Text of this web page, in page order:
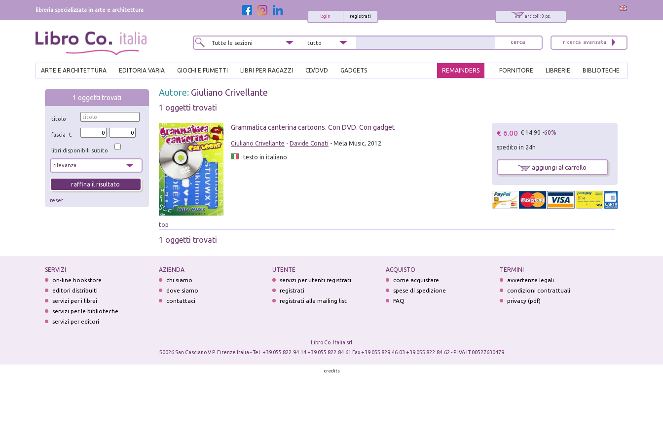
libreria specializzata in arte e architettura
articoli: 0 pz.
registrati
login
ARTE E ARCHITETTURA EDITORIA VARIA GIOCHI E FUMETTI LIBRI PER RAGAZZI CD/DVD GADGETS BIBLIOTECHE
LIBRERIE
FORNITORE
REMAINDERS
1 oggetti trovati
titolo
fascia €
libri disponibili subito
reset
Autore: Giuliano Crivellante
1 oggetti trovati
Grammatica canterina cartoons. Con DVD. Con gadget
Giuliano Crivellante - Davide Conati - Mela Music, 2012
testo in italiano
€ 6.00 € 14.90 -60%
spedito in 24h
aggiungi al carrello
top
1 oggetti trovati
SERVIZI
on-line bookstore
editori distribuiti
servizi per i librai
servizi per le biblioteche
servizi per editori
AZIENDA
chi siamo
dove siamo
contattaci
UTENTE
servizi per utenti registrati
registrati
registrati alla mailing list
ACQUISTO
come acquistare
spese di spedizione
FAQ
TERMINI
avvertenze legali
condizioni contrattuali
privacy (pdf)
Libro Co. Italia srl
50026 San Casciano V.P. Firenze Italia - Tel. +39 055 822.94.14 +39 055 822.84.61 Fax +39 055 829.46.03 +39 055 822.84.62 - P.IVA IT 00527630479
credits